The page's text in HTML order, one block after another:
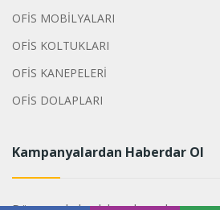
OFİS MOBİLYALARI
OFİS KOLTUKLARI
OFİS KANEPELERİ
OFİS DOLAPLARI
Kampanyalardan Haberdar Ol